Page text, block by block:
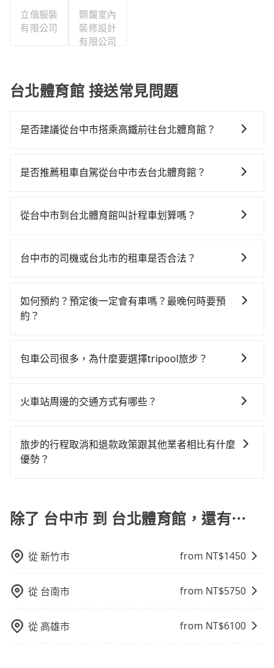
立偕服裝
有限公司
顥馥室內
裝修設計
有限公司
台北體育館 接送常見問題
是否建議從台中市搭乘高鐵前往台北體育館？
適、較貴、費時！從最早06:05一直到23:03，台中-台北
程約15分鐘。抵達高鐵站後，步行進站、現場購票並於
再用15分鐘出站、等待車站前排班的計程車，搭上小黃
設4位同行，高鐵加轉乘之平均每人花費為850元。不
過，台中市少部分小黃司機不按表收費，看乘客是外地
鐘。選擇搭乘高鐵而不預約包車，不僅每人至少額外負
乘車，也可參考tripool的拼車共乘服務，最多可再節省
是否推薦租車自駕從台中市去台北體育館？
時不需要閉目養神（因為要自己開車），最重要的是你
$115~205承租小轎車，每公里再額外加收$3.2，從台中
達目的地後多久原路返回），雖已將eTag和可能的每小
時40元路邊停車費用預估進去，但額外的汽車保險與可
差的車款，如果人數超過四位，更是沒有較大的七人座
凹的車門仍未被修理，每一次租車都好像在開樂透一
車位，對於急著用車或者要載其他乘客的人來說就有不
小的風險。最後，雖然路邊隨租隨還看似方便，但實際
從台中市到台北體育館叫計程車划算嗎？
灣大車隊、Uber、Line Taxi、Yoxi等，如果在路邊攔不
程跳錶計算，價格約為4,025~4,800元間，但如改預約
tripool可省高達$2,000。台中市有些計程車司機不按錶
上，tripool都是你從台中市到台北體育館的最佳選擇。
台中市的司機或台北市的租車是否合法？
車、私家車或野雞車在招攬生意，這不僅是違法可能被
警察臨檢並趕下車，出意外後保險公司更是不會提供任
風險。而tripool雇用的司機、使用的車輛以及配合的車
險。最好辨別叫的車是否合法，就看車牌的開頭，只要
如何預約？預定後一定會有車嗎？最晚何時要預
約？
直接線上輸入上下車地點或地址，三秒內即可查到真實
電子郵件確認信，如此就完成預約了，而司機與車輛的
一天中午以前完成預約，越早下訂價格越低價，如臨時
需要，前一天傍晚五點前仍會收單，最遲如當天下午過
包車公司很多，為什麼要選擇tripool旅步？
以依照您行程人數的需求進行選擇。此外，為確保您的
無隱藏費用，且還提供優於其他業者更彈性的取消政
策，讓您在規劃行程時能更無後顧之憂。無論您是要前
火車站周邊的交通方式有哪些？
方式： 公車或客運：乘坐公車或客運到達或離開火車
站，相對便宜經濟。 計程車：乘坐計程車到達或離開火
旅步的行程取消和退款政策跟其他業者相比有什麼
優勢？
用車前一天的凌晨六點前完成取消訂單作業，旅步就承
諾會無條件全額退款，讓乘客感到安心之餘，降低風險
除了 台中市 到 台北體育館，還有⋯
從新竹市 from NT$1450
從 台南市 from NT$5750
從 高雄市 from NT$6100